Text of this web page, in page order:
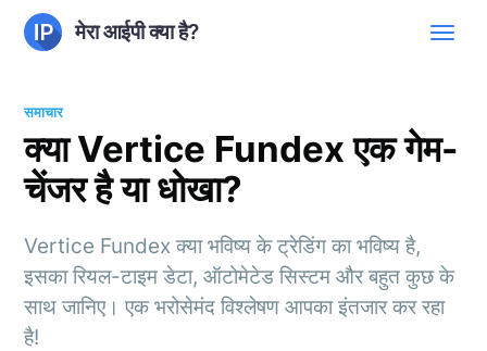
मेरा आईपी क्या है?
समाचार
क्या Vertice Fundex एक गेम-
चेंजर है या धोखा?
Vertice Fundex क्या भविष्य के ट्रेडिंग का भविष्य है,
इसका रियल-टाइम डेटा, ऑटोमेटेड सिस्टम और बहुत कुछ के
साथ जानिए। एक भरोसेमंद विश्लेषण आपका इंतजार कर रहा
है!